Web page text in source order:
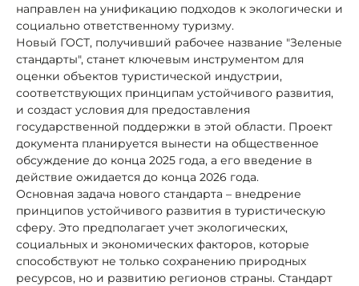
направлен на унификацию подходов к экологически и
социально ответственному туризму.
Новый ГОСТ, получивший рабочее название "Зеленые
стандарты", станет ключевым инструментом для
оценки объектов туристической индустрии,
соответствующих принципам устойчивого развития,
и создаст условия для предоставления
государственной поддержки в этой области. Проект
документа планируется вынести на общественное
обсуждение до конца 2025 года, а его введение в
действие ожидается до конца 2026 года.
Основная задача нового стандарта – внедрение
принципов устойчивого развития в туристическую
сферу. Это предполагает учет экологических,
социальных и экономических факторов, которые
способствуют не только сохранению природных
ресурсов, но и развитию регионов страны. Стандарт